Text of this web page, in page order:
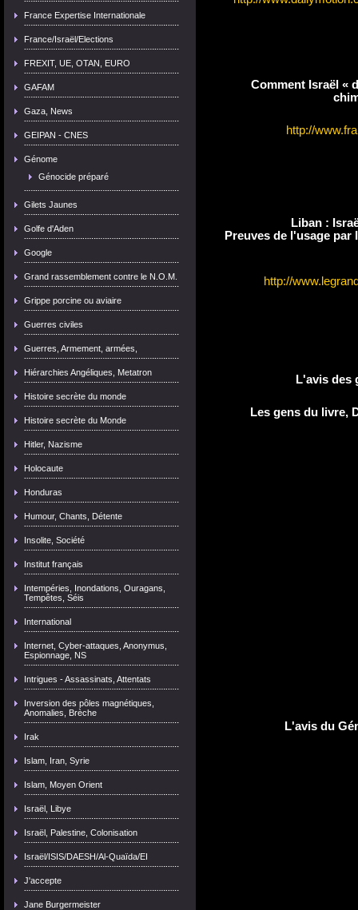
France Expertise Internationale
France/Israël/Elections
FREXIT, UE, OTAN, EURO
GAFAM
Gaza, News
GEIPAN - CNES
Génome
Génocide préparé
Gilets Jaunes
Golfe d'Aden
Google
Grand rassemblement contre le N.O.M.
Grippe porcine ou aviaire
Guerres civiles
Guerres, Armement, armées,
Hiérarchies Angéliques, Metatron
Histoire secrète du monde
Histoire secrète du Monde
Hitler, Nazisme
Holocaute
Honduras
Humour, Chants, Détente
Insolite, Société
Institut français
Intempéries, Inondations, Ouragans,
Tempêtes, Séis
International
Internet, Cyber-attaques, Anonymus,
Espionnage, NS
Intrigues - Assassinats, Attentats
Inversion des pôles magnétiques,
Anomalies, Brèche
Irak
Islam, Iran, Syrie
Islam, Moyen Orient
Israël, Libye
Israël, Palestine, Colonisation
Israël/ISIS/DAESH/Al-Quaïda/EI
J'accepte
Jane Burgermeister
Comment Israël «
http://
Liban :
Preuves de l'usage
http://
L'avis des
Les gens du livre,
L'avis du